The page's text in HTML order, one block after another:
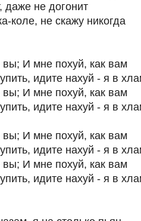
даже не догонит
коле, не скажу никогда
вы; И мне похуй, как вам
идите нахуй - я в
вы; И мне похуй, как вам
идите нахуй - я в
вы; И мне похуй, как вам
идите нахуй - я в
вы; И мне похуй, как вам
идите нахуй - я в